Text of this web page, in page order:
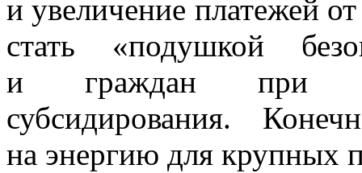
и увеличение платежей
стать «подушкой
и граждан при
субсидирования.
на энергию для крупных